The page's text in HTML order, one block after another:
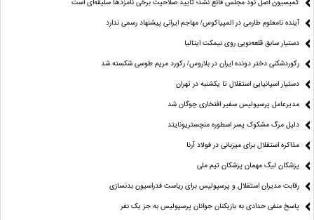
کمیسیون اصل نود مجلس قانع نشد؛ تایید صلاحیت برخی نامزدها سلیقه‌ای است
آینده نامعلوم طارمی در المپیاکوس/ مهاجم ایرانی پیشنهاد رسمی ندارد
دستیار سابق قلعه‌نویی روی نیمکت ایتالیا
رکوردشکنی دختر دونده ایران در بلاروس/ رکورد مریم طوسی شکسته شد
دستیار اسپانیایی استقلال تا یکشنبه در تهران
مدیرعامل پرسپولیس سفیر افتخاری چوگان شد
دلیل مرگ مشکوک پسر اسطوره منچستریونایتد
مذاکره استقلال برای میزبانی در فولاد آرنا
پزشکان لیگ مهمان پزشکان تیم ملی
رقابت مدیران استقلال و پرسپولیس برای ریاست فدراسیون بدنسازی
پاسخ منفی حدادی به بازیکنان جوانان پرسپولیس به جز یک نفر